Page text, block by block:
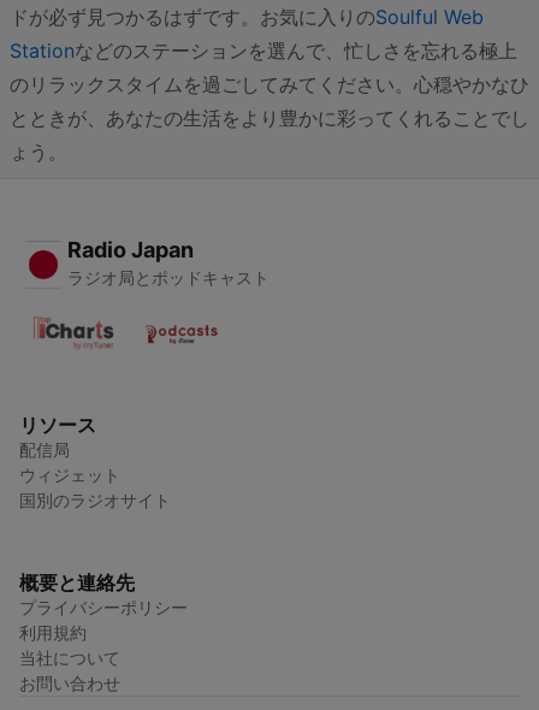
ドが必ず見つかるはずです。お気に入りのSoulful Web
Stationなどのステーションを選んで、忙しさを忘れる極上
のリラックスタイムを過ごしてみてください。心穏やかなひ
とときが、あなたの生活をより豊かに彩ってくれることでし
ょう。
Radio Japan
ラジオ局とポッドキャスト
リソース
配信局
ウィジェット
国別のラジオサイト
概要と連絡先
プライバシーポリシー
利用規約
当社について
お問い合わせ